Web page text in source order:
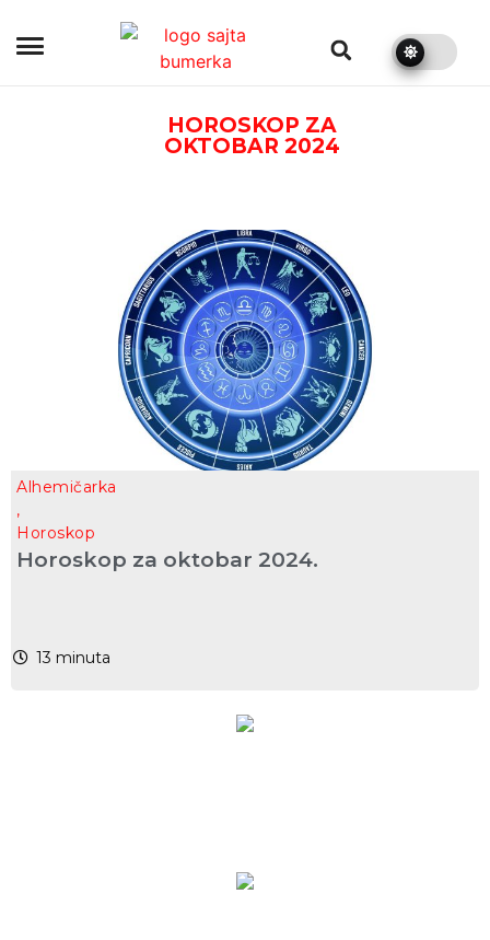
HOROSKOP ZA
OKTOBAR 2024
Alhemičarka
,
Horoskop
Horoskop za oktobar 2024.
13 minuta